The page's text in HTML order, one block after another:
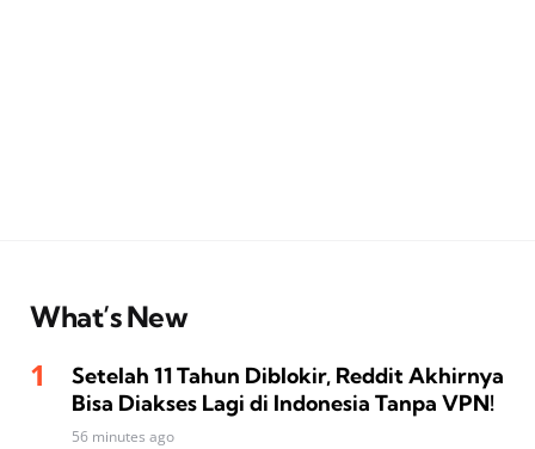
What’s New
Setelah 11 Tahun Diblokir, Reddit Akhirnya
Bisa Diakses Lagi di Indonesia Tanpa VPN!
56 minutes ago